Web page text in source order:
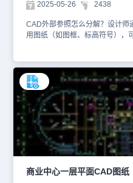
2025-05-26 2438
CAD外部参照怎么分解？设计师
用图纸（如图框、标高符号），
在弹出的快捷菜单中选择【拆离
筑CAD设计图纸资源中、使用
CAD图纸。该商业大厦三层平面
需求，会划分出多个功能区域
餐饮区则会相对集中，形成美食
烟、排水等设施的布置，也能营
餐。电梯、楼梯、卫生间、配电
标注。电梯分为客梯和货梯，
客使用，旁边会标注电梯的数量
于货物运输，位置相对隐蔽。想
以在浩辰CAD官网进行查询。本
商业中心一层平面CAD图纸